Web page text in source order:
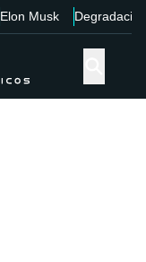
Elon Musk Degradación